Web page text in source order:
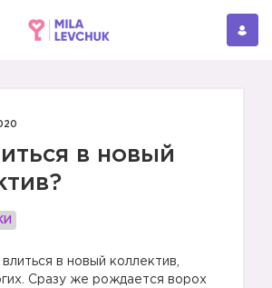
в новый
в новый коллектив,
Сразу же рождается ворох